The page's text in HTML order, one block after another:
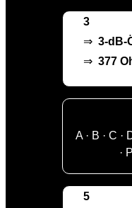
3
⇒ 3-dB-
⇒ 377
A· B ·C ·
· P
5